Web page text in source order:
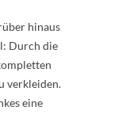
hinaus
Durch die
verkleiden.
eine